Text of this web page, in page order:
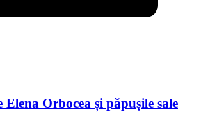
Elena Orbocea și păpușile sale